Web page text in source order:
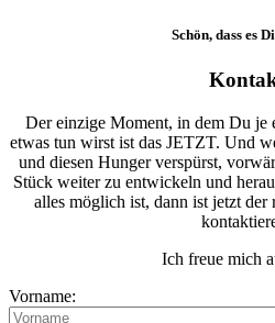
Schön, dass es
Der einzige Moment, in dem Du je
etwas tun wirst ist das JETZT. Und
und diesen Hunger verspürst,
Stück weiter zu entwickeln und
alles möglich ist, dann ist jetzt
Ich freue mich
Vorname: